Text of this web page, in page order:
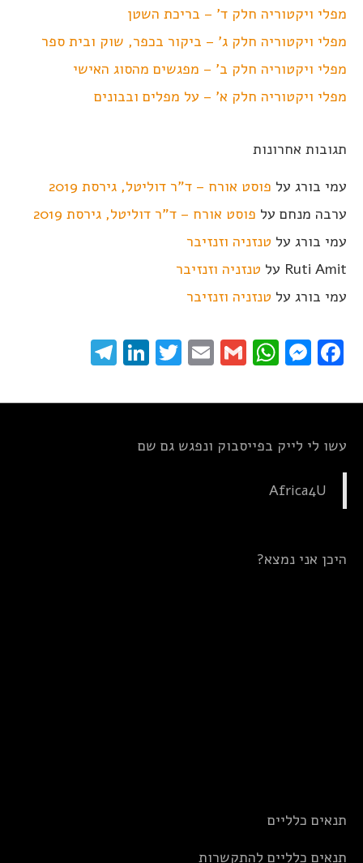
מפלי ויקטוריה חלק ד' – בריכת השטן
מפלי ויקטוריה חלק ג' – ביקור בכפר, שוק ובית ספר
מפלי ויקטוריה חלק ב' – מפגשים מהסוג האישי
מפלי ויקטוריה חלק א' – על מפלים ובבונים
תגובות אחרונות
עמי בורג על פוסט אורח – ד"ר דוליטל, גירסת 2019
ערבה מנחם על פוסט אורח – ד"ר דוליטל, גירסת 2019
עמי בורג על טנזניה וזנזיבר
Ruti Amit על טנזניה וזנזיבר
עמי בורג על טנזניה וזנזיבר
Facebook
Messenger
WhatsApp
Gmail
Email
Twitter
LinkedIn
עשו לי לייק בפייסבוק ונפגש גם שם
Africa4U
היכן אני נמצא?
תנאים כלליים
תנאים כלליים להתקשרות